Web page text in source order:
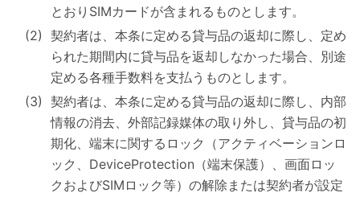
とおりSIMカードが含まれるものとします。
契約者は、本条に定める貸与品の返却に際し、定め
られた期間内に貸与品を返却しなかった場合、別途
定める各種手数料を支払うものとします。
契約者は、本条に定める貸与品の返却に際し、内部
情報の消去、外部記録媒体の取り外し、貸与品の初
期化、端末に関するロック（アクティベーションロ
ック、DeviceProtection（端末保護）、画面ロッ
クおよびSIMロック等）の解除または契約者が設定